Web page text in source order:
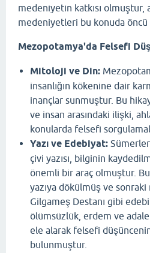
medeniyetin katkısı olmuştur,
medeniyetleri bu konuda öncü
Mezopotamya'da Felsefi
Mitoloji ve Din:
insanlığın kökenine dair
inançlar sunmuştur. Bu
ve insan arasındaki ilişki,
konularda felsefi
Yazı ve Edebiyat:
çivi yazısı, bilginin
önemli bir araç olmuştur.
yazıya dökülmüş ve sonraki
Gilgameş Destanı gibi
ölümsüzlük, erdem ve
ele alarak felsefi
bulunmuştur.